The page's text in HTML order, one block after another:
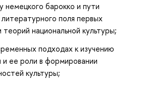
немецкого барокко и пути
поля первых
национальной культуры;
подходах к изучению
ее роли в формировании
культуры;